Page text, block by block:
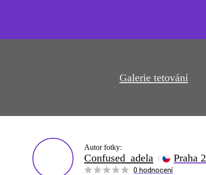
Galerie tetování
Autor fotky:
Confused_adela Praha 2
0 hodnocení